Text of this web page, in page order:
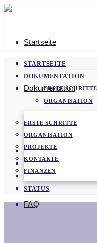
Startseite
Dokumentation
ERSTE SCHRITTE
ORGANISATION
PROJEKTE
KONTAKTE
FINANZEN
FAQ
STARTSEITE
DOKUMENTATION
ERSTE SCHRITTE
ORGANISATION
KONTAKTE
FINANZEN
FAQ
VIDEOS
STATUS